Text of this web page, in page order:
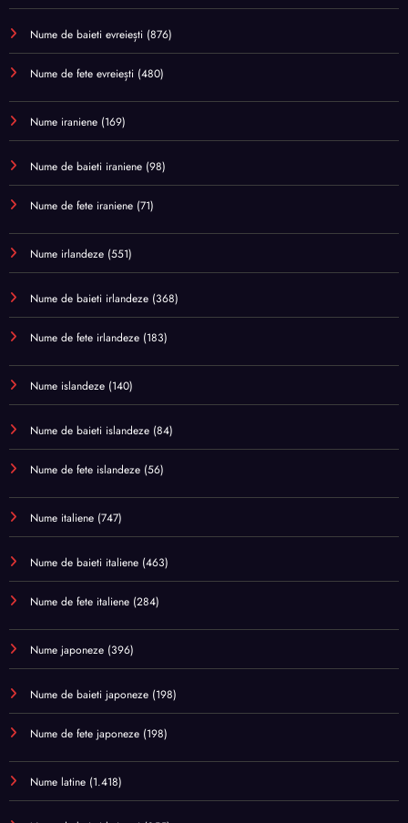
Nume de baieti evreiești (876)
Nume de fete evreiești (480)
Nume iraniene (169)
Nume de baieti iraniene (98)
Nume de fete iraniene (71)
Nume irlandeze (551)
Nume de baieti irlandeze (368)
Nume de fete irlandeze (183)
Nume islandeze (140)
Nume de baieti islandeze (84)
Nume de fete islandeze (56)
Nume italiene (747)
Nume de baieti italiene (463)
Nume de fete italiene (284)
Nume japoneze (396)
Nume de baieti japoneze (198)
Nume de fete japoneze (198)
Nume latine (1.418)